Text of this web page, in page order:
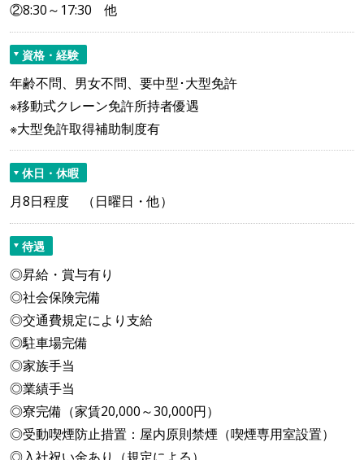
②8:30～17:30 他
資格・経験
年齢不問、男女不問、要中型･大型免許
※移動式クレーン免許所持者優遇
※大型免許取得補助制度有
休日・休暇
月8日程度 （日曜日・他）
待遇
◎昇給・賞与有り
◎社会保険完備
◎交通費規定により支給
◎駐車場完備
◎家族手当
◎業績手当
◎寮完備（家賃20,000～30,000円）
◎受動喫煙防止措置：屋内原則禁煙（喫煙専用室設置）